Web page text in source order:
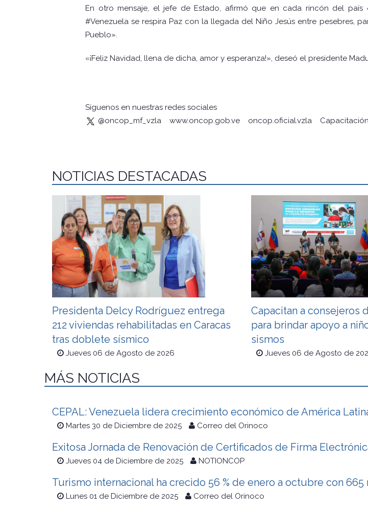
En otro mensaje, el jefe de Estado, afirmó que en cada rincón del
#Venezuela se respira Paz con la llegada del Niño Jesús entre pesebres,
Pueblo».
«¡Feliz Navidad, llena de dicha, amor y esperanza!», deseó el presidente
Síguenos en nuestras redes sociales
@oncop_mf_vzla
www.oncop.gob.ve oncop.oficial.vzla
NOTICIAS DESTACADAS
Presidenta Delcy Rodríguez entrega
212 viviendas rehabilitadas en Caracas
tras doblete sísmico
Jueves 06 de Agosto de 2026
Capacitan a consejeros
para brindar apoyo a
sismos
Jueves 06 de Agosto de
MÁS NOTICIAS
CEPAL: Venezuela lidera crecimiento económico de América
Martes 30 de Diciembre de 2025 Correo del Orinoco
Exitosa Jornada de Renovación de Certificados de Firma
Jueves 04 de Diciembre de 2025 NOTIONCOP
Turismo internacional ha crecido 56 % de enero a octubre con 665
Lunes 01 de Diciembre de 2025 Correo del Orinoco